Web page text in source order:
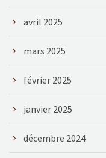
avril 2025
mars 2025
février 2025
janvier 2025
décembre 2024